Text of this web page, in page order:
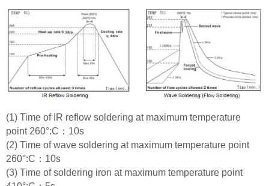
(1) Time of IR reflow soldering at maximum temperature
point 260°:C：10s
(2) Time of wave soldering at maximum temperature point
260°:C：10s
(3) Time of soldering iron at maximum temperature point